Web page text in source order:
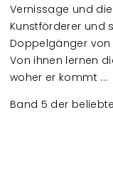
Vernissage und
Kunstförderer und
Doppelgänger von
Von ihnen lernen
woher er kommt ...
Band 5 der